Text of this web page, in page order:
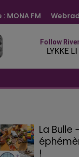
: MONA FM
Follow
LYKKE LI
La Bulle
!